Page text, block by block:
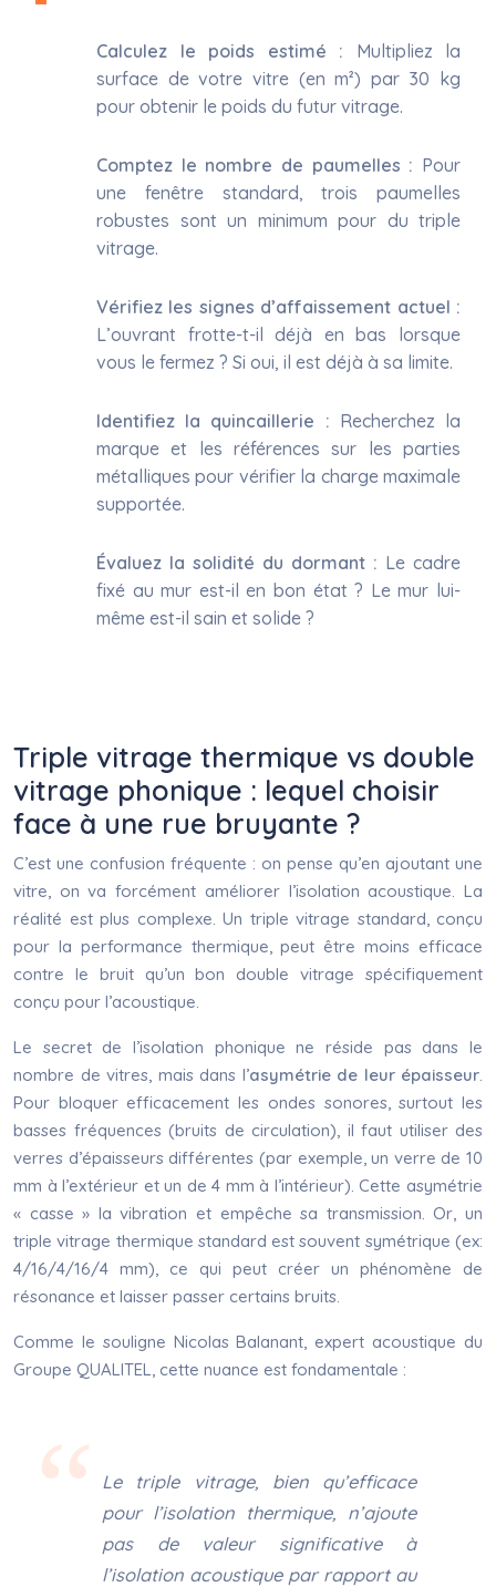
Calculez le poids estimé : Multipliez la
surface de votre vitre (en m²) par 30 kg
pour obtenir le poids du futur vitrage.
Comptez le nombre de paumelles : Pour
une fenêtre standard, trois paumelles
robustes sont un minimum pour du triple
vitrage.
Vérifiez les signes d’affaissement actuel :
L’ouvrant frotte-t-il déjà en bas lorsque
vous le fermez ? Si oui, il est déjà à sa limite.
Identifiez la quincaillerie : Recherchez la
marque et les références sur les parties
métalliques pour vérifier la charge maximale
supportée.
Évaluez la solidité du dormant : Le cadre
fixé au mur est-il en bon état ? Le mur lui-
même est-il sain et solide ?
Triple vitrage thermique vs double
vitrage phonique : lequel choisir
face à une rue bruyante ?
C’est une confusion fréquente : on pense qu’en ajoutant une
vitre, on va forcément améliorer l’isolation acoustique. La
réalité est plus complexe. Un triple vitrage standard, conçu
pour la performance thermique, peut être moins efficace
contre le bruit qu’un bon double vitrage spécifiquement
conçu pour l’acoustique.
Le secret de l’isolation phonique ne réside pas dans le
nombre de vitres, mais dans l’asymétrie de leur épaisseur.
Pour bloquer efficacement les ondes sonores, surtout les
basses fréquences (bruits de circulation), il faut utiliser des
verres d’épaisseurs différentes (par exemple, un verre de 10
mm à l’extérieur et un de 4 mm à l’intérieur). Cette asymétrie
« casse » la vibration et empêche sa transmission. Or, un
triple vitrage thermique standard est souvent symétrique (ex:
4/16/4/16/4 mm), ce qui peut créer un phénomène de
résonance et laisser passer certains bruits.
Comme le souligne Nicolas Balanant, expert acoustique du
Groupe QUALITEL, cette nuance est fondamentale :
Le triple vitrage, bien qu’efficace
pour l’isolation thermique, n’ajoute
pas de valeur significative à
l’isolation acoustique par rapport au